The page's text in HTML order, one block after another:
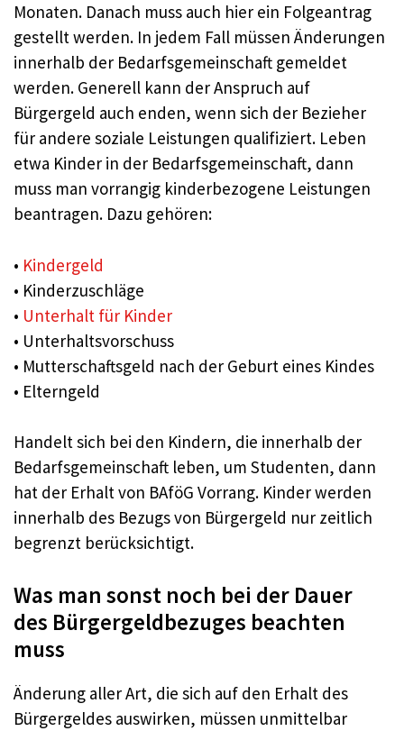
Monaten. Danach muss auch hier ein Folgeantrag
gestellt werden. In jedem Fall müssen Änderungen
innerhalb der Bedarfsgemeinschaft gemeldet
werden. Generell kann der Anspruch auf
Bürgergeld auch enden, wenn sich der Bezieher
für andere soziale Leistungen qualifiziert. Leben
etwa Kinder in der Bedarfsgemeinschaft, dann
muss man vorrangig kinderbezogene Leistungen
beantragen. Dazu gehören:
• Kindergeld
• Kinderzuschläge
• Unterhalt für Kinder
• Unterhaltsvorschuss
• Mutterschaftsgeld nach der Geburt eines Kindes
• Elterngeld
Handelt sich bei den Kindern, die innerhalb der
Bedarfsgemeinschaft leben, um Studenten, dann
hat der Erhalt von BAföG Vorrang. Kinder werden
innerhalb des Bezugs von Bürgergeld nur zeitlich
begrenzt berücksichtigt.
Was man sonst noch bei der Dauer
des Bürgergeldbezuges beachten
muss
Änderung aller Art, die sich auf den Erhalt des
Bürgergeldes auswirken, müssen unmittelbar